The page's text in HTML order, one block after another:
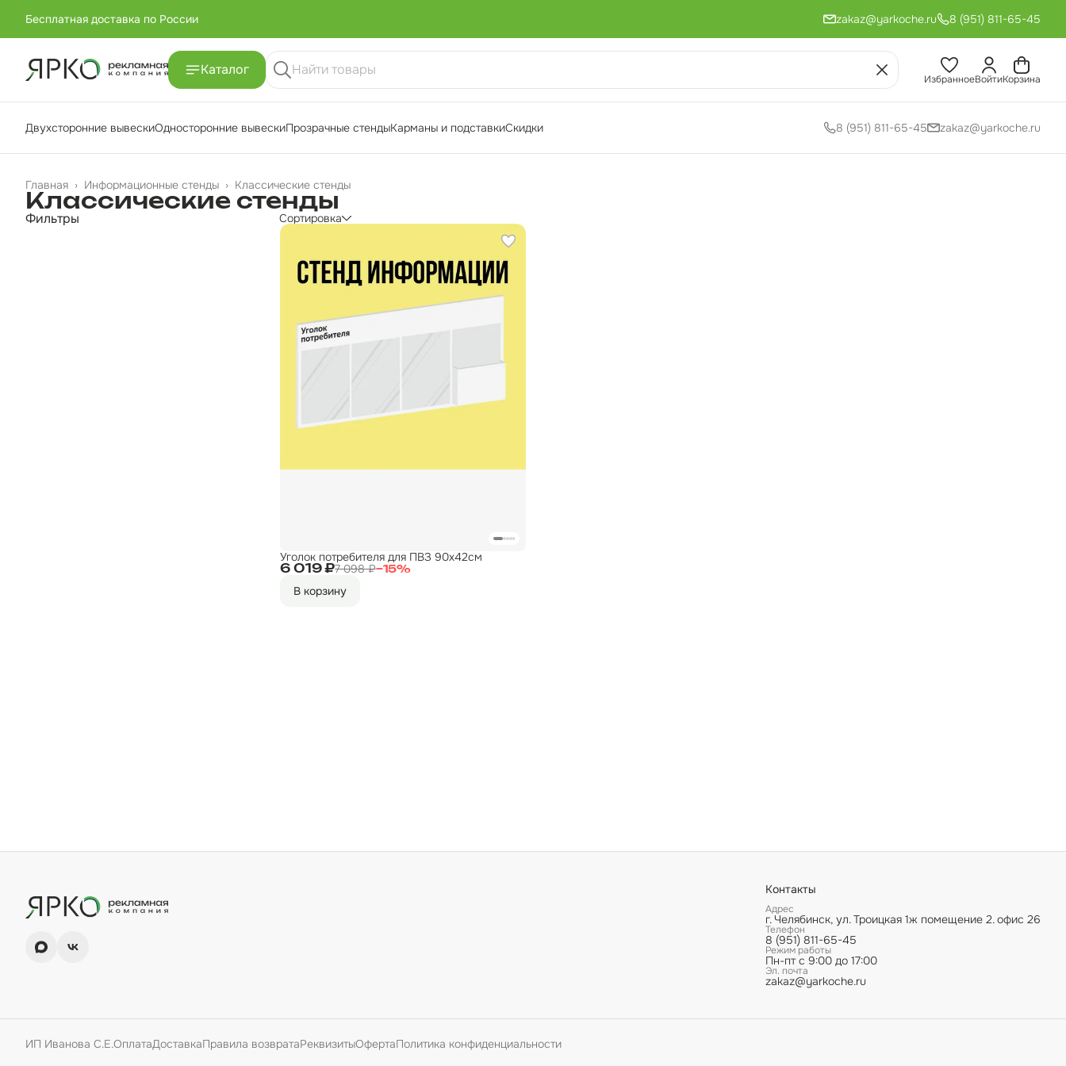
Бесплатная доставка по России
+7 (951) -811-65 45
zakaz@yarkoche.ru 8 (951) 811-65-45
Каталог
ИзбранноеВойтиКорзина
Двухсторонние вывескиОдносторонние вывескиПрозрачные стендыКарманы и подставкиСкидки 8 (951) 811-65-45 zakaz@yarkoche.ru
Классические стенды
Информационные стенды ›
Главная ›
Классические стенды
Фильтры Сортировка
6 019 ₽7 098 ₽−15%
Уголок потребителя для ПВЗ 90х42см
В корзину
Контакты
Адрес
г. Челябинск, ул. Троицкая 1ж помещение 2. офис 26
Телефон
8 (951) 811-65-45
Режим работы
Пн-пт с 9:00 до 17:00
Эл. почта
zakaz@yarkoche.ru
ИП Иванова С.Е.ОплатаДоставкаПравила возвратаРеквизитыОфертаПолитика конфиденциальности